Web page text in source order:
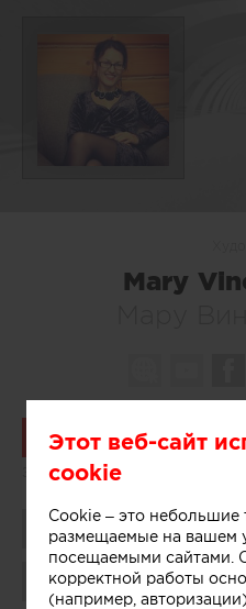
Знание языков:
Mary
Сохранить
Этот веб-сайт
cookie
Cookie – это небольшие
размещаемые на вашем
посещаемыми сайтами.
корректной работы
(например,